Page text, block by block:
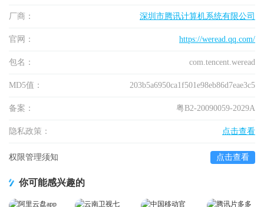
厂商： 深圳市腾讯计算机系统有限公司
官网： https://weread.qq.com/
包名： com.tencent.weread
MD5值： 203b5a6950ca1f501e98eb86d7eae3c5
备案： 粤B2-20090059-2029A
隐私政策： 点击查看
权限管理须知 点击查看
你可能感兴趣的